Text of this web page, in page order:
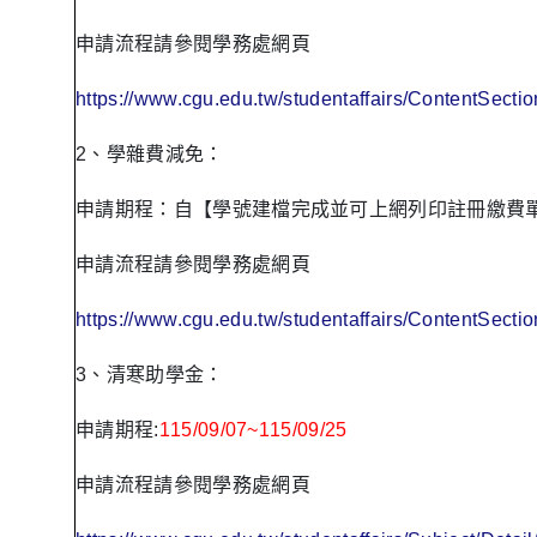
申請流程請參閱學務處網頁
https://www.cgu.edu.tw/studentaffairs/
2、學雜費減免：
申請期程：自【學號建檔完成並可上網列印註冊繳費
申請流程請參閱學務處網頁
https://www.cgu.edu.tw/studentaffairs/
3、清寒助學金：
申請期程:115/09/07~115/09/25
申請流程請參閱學務處網頁